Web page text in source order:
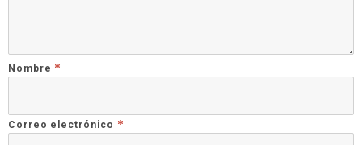
Nombre *
Correo electrónico *